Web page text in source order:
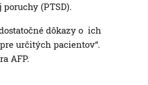
(PTSD).
dôkazy o ich
určitých pacientov“.
AFP.